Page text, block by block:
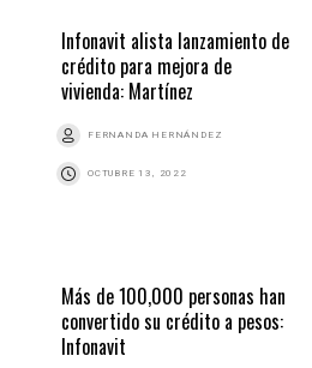
Infonavit alista lanzamiento de
crédito para mejora de
vivienda: Martínez
FERNANDA HERNÁNDEZ
OCTUBRE 13, 2022
Más de 100,000 personas han
convertido su crédito a pesos:
Infonavit